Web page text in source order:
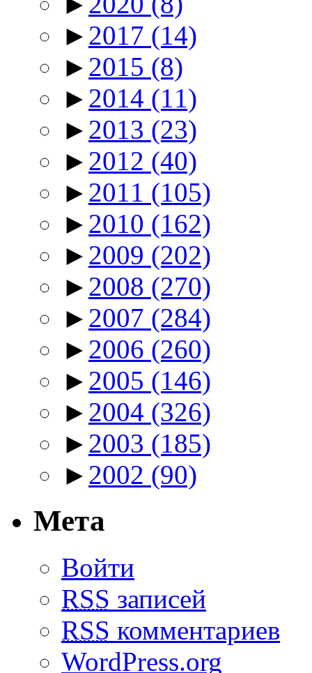
► 2017 (14)
► 2015 (8)
► 2014 (11)
► 2013 (23)
► 2012 (40)
► 2011 (105)
► 2010 (162)
► 2009 (202)
► 2008 (270)
► 2007 (284)
► 2006 (260)
► 2005 (146)
► 2004 (326)
► 2003 (185)
► 2002 (90)
Мета
Войти
RSS записей
RSS комментариев
WordPress.org